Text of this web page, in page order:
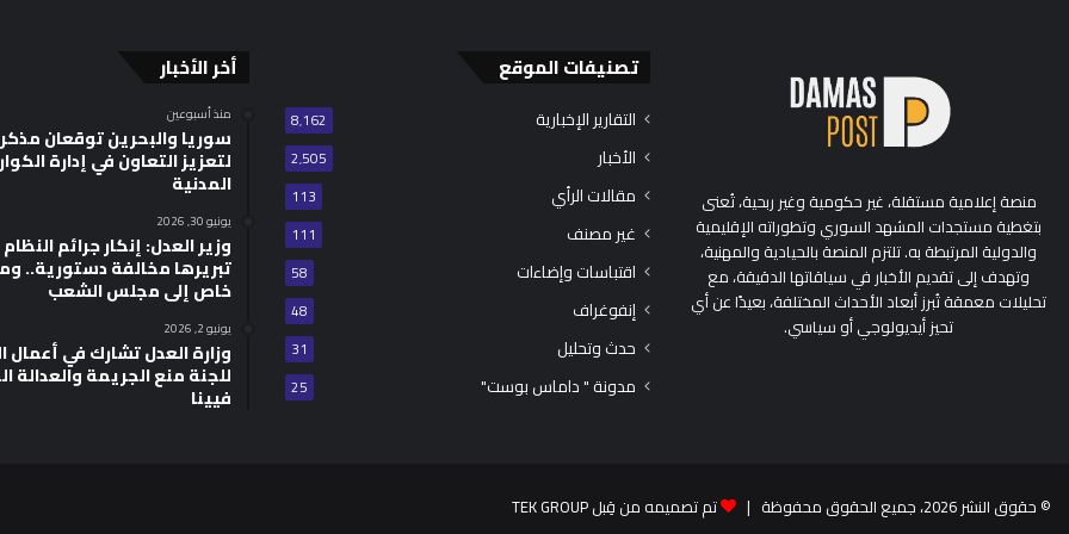
منصة إعلامية مستقلة، غير حكومية وغير ربحية، تُعنى
بتغطية مستجدات المشهد السوري وتطوراته الإقليمية
والدولية المرتبطة به. تلتزم المنصة بالحيادية والمهنية،
وتهدف إلى تقديم الأخبار في سياقاتها الدقيقة، مع
تحليلات معمقة تُبرز أبعاد الأحداث المختلفة، بعيدًا عن أي
تحيز أيديولوجي أو سياسي.
تصنيفات الموقع
التقارير الإخبارية 8٬162
الأخبار 2٬505
مقالات الرأي 113
غير مصنف 111
اقتباسات وإضاءات 58
إنفوغراف 48
حدث وتحليل 31
مدونة " داماس بوست" 25
أخر الأخبار
منذ أسبوعين
سوريا والبحرين توقعان
لتعزيز التعاون في إدارة
المدنية
يونيو 30, 2026
وزير العدل: إنكار جرائم النظام
تبريرها مخالفة دستورية..
خاص إلى مجلس الشعب
يونيو 2, 2026
للجنة منع الجريمة والعدالة
فيينا
© حقوق النشر 2026، جميع الحقوق محفوظة | تم تصميمه من قِبل TEK GROUP